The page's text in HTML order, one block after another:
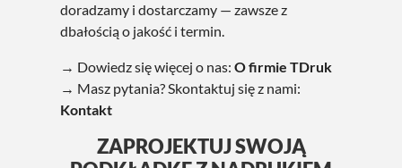
doradzamy i dostarczamy — zawsze z
dbałością o jakość i termin.
→ Dowiedz się więcej o nas:O firmie TDruk
→ Masz pytania? Skontaktuj się z nami:
Kontakt
ZAPROJEKTUJ SWOJĄ